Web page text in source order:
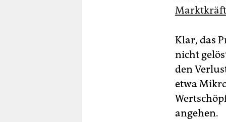
Klar, das
nicht
den
etwa
angehen.